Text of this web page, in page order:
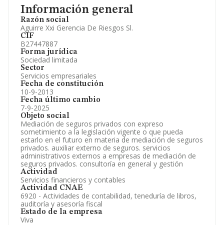
Información general
Razón social
Aguirre Xxi Gerencia De Riesgos Sl.
CIF
B27447887
Forma jurídica
Sociedad limitada
Sector
Servicios empresariales
Fecha de constitución
10-9-2013
Fecha último cambio
7-9-2025
Objeto social
Mediación de seguros privados con expreso
sometimiento a la legislación vigente o que pueda
estarlo en el futuro en materia de mediación de seguros
privados. auxiliar externo de seguros. servicios
administrativos externos a empresas de mediación de
seguros privados. consultoría en general y gestión
Actividad
Servicios financieros y contables
Actividad CNAE
6920 - Actividades de contabilidad, teneduría de libros,
auditoría y asesoría fiscal
Estado de la empresa
Viva
Información oficial y registral complementaria.